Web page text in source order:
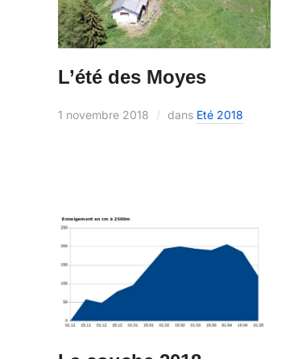
L’été des Moyes
1 novembre 2018 dans Eté 2018